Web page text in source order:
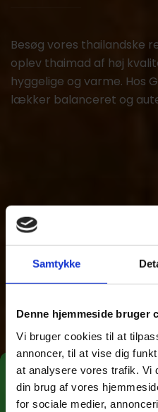
Samtykke
Denne hjemmeside bruger
Vi bruger cookies til at
annoncer, til at vise dig
at analysere vores trafik. Vi
din brug af vores
for sociale medier,
Besøg vores thailandske
oplev thaimad af høj
hyggelige og varme. Hos
lækker balanceret og
SPAR 10%